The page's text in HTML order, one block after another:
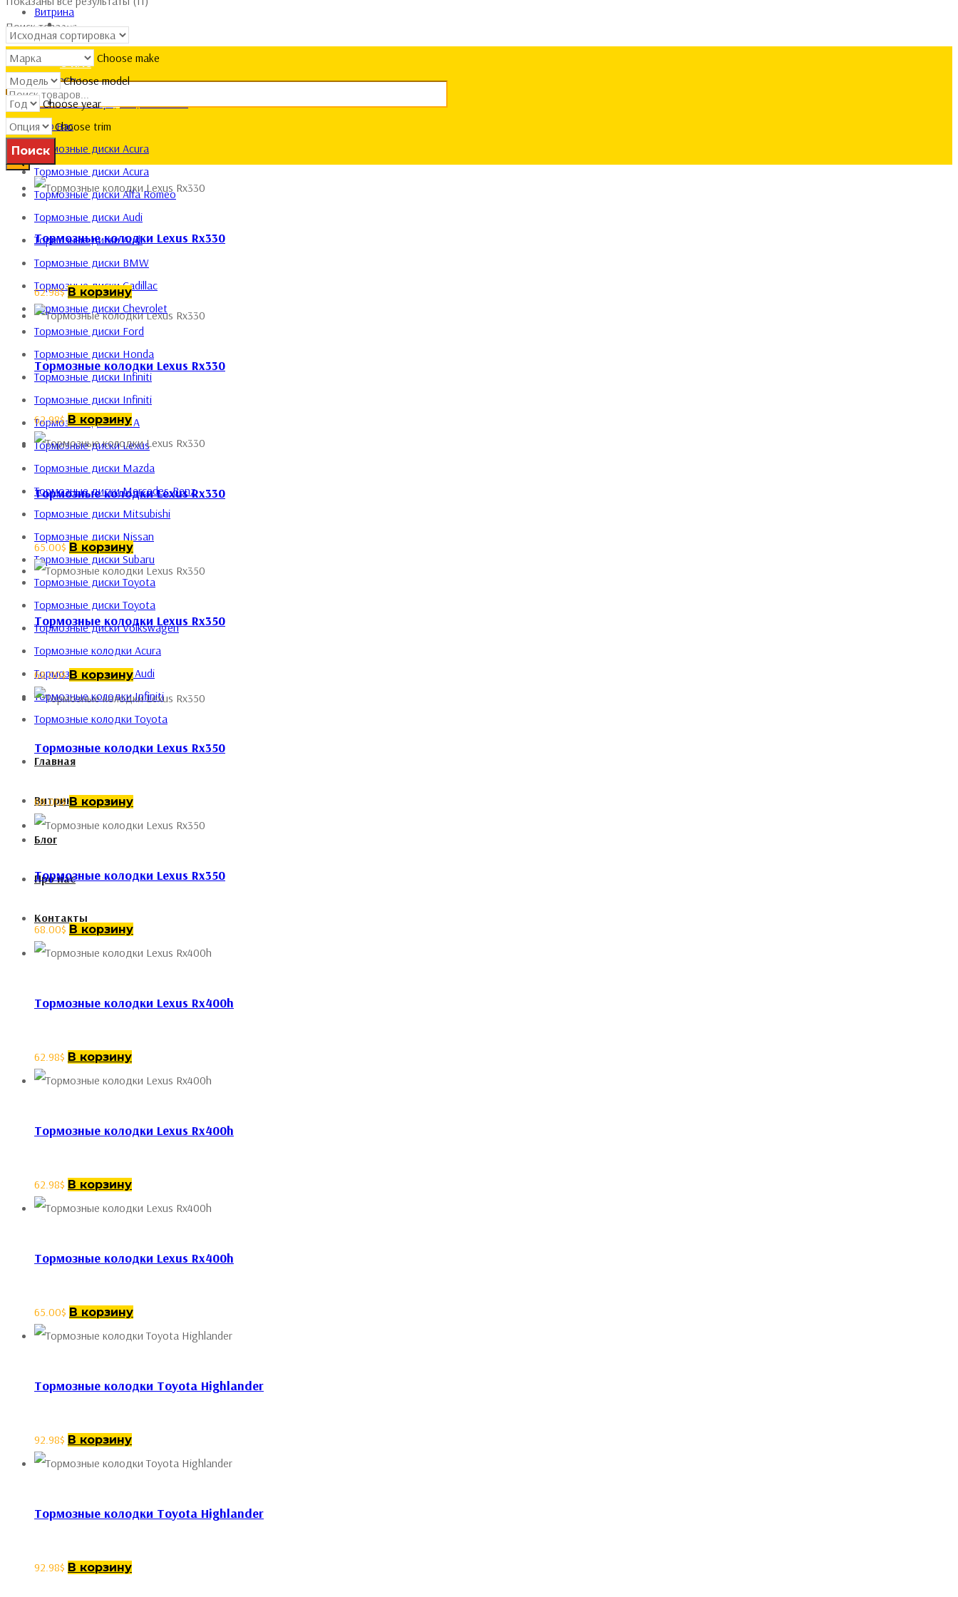
Витрина
Галерея
Главная
Контакты
Политика конфиденциальности
Про нас
Тормозные диски Acura
Тормозные диски Acura
Тормозные диски Alfa Romeo
Тормозные диски Audi
Тормозные диски Audi
Тормозные диски BMW
Тормозные диски Cadillac
Тормозные диски Chevrolet
Тормозные диски Ford
Тормозные диски Honda
Тормозные диски Infiniti
Тормозные диски Infiniti
Тормозные диски KIA
Тормозные диски Lexus
Тормозные диски Mazda
Тормозные диски Mercedes-Benz
Тормозные диски Mitsubishi
Тормозные диски Nissan
Тормозные диски Subaru
Тормозные диски Toyota
Тормозные диски Toyota
Тормозные диски Volkswagen
Тормозные колодки Acura
Тормозные колодки Audi
Тормозные колодки Infiniti
Тормозные колодки Toyota
Главная
Витрина
Блог
Про нас
Контакты
Поиск товаровГАЛЕРЕЯ
О НАС
КОНТАКТЫ
Choose make
Choose model
Choose year
Choose trim
Тормозные колодки Lexus Rx330
62.98$ В корзину
Тормозные колодки Lexus Rx330
62.98$ В корзину
Тормозные колодки Lexus Rx330
65.00$ В корзину
Тормозные колодки Lexus Rx350
68.00$ В корзину
Тормозные колодки Lexus Rx350
68.00$ В корзину
Тормозные колодки Lexus Rx350
68.00$ В корзину
Тормозные колодки Lexus Rx400h
62.98$ В корзину
Тормозные колодки Lexus Rx400h
62.98$ В корзину
Тормозные колодки Lexus Rx400h
65.00$ В корзину
Тормозные колодки Toyota Highlander
92.98$ В корзину
Тормозные колодки Toyota Highlander
92.98$ В корзину